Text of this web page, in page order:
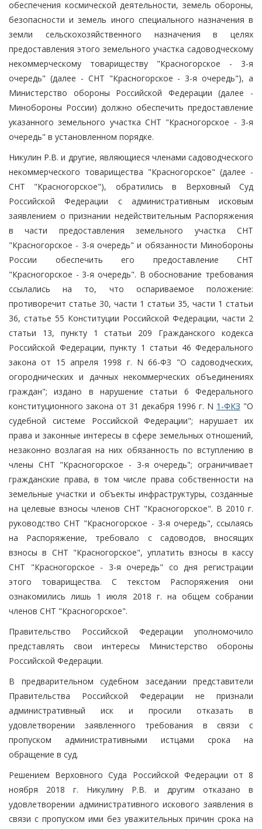
обеспечения космической деятельности, земель обороны,
безопасности и земель иного специального назначения в
земли сельскохозяйственного назначения в целях
предоставления этого земельного участка садоводческому
некоммерческому товариществу "Красногорское - 3-я
очередь" (далее - СНТ "Красногорское - 3-я очередь"), а
Министерство обороны Российской Федерации (далее -
Минобороны России) должно обеспечить предоставление
указанного земельного участка СНТ "Красногорское - 3-я
очередь" в установленном порядке.
Никулин Р.В. и другие, являющиеся членами садоводческого
некоммерческого товарищества "Красногорское" (далее -
СНТ "Красногорское"), обратились в Верховный Суд
Российской Федерации с административным исковым
заявлением о признании недействительным Распоряжения
в части предоставления земельного участка СНТ
"Красногорское - 3-я очередь" и обязанности Минобороны
России обеспечить его предоставление СНТ
"Красногорское - 3-я очередь". В обоснование требования
ссылались на то, что оспариваемое положение:
противоречит статье 30, части 1 статьи 35, части 1 статьи
36, статье 55 Конституции Российской Федерации, части 2
статьи 13, пункту 1 статьи 209 Гражданского кодекса
Российской Федерации, пункту 1 статьи 46 Федерального
закона от 15 апреля 1998 г. N 66-ФЗ "О садоводческих,
огороднических и дачных некоммерческих объединениях
граждан"; издано в нарушение статьи 6 Федерального
конституционного закона от 31 декабря 1996 г. N 1-ФКЗ "О
судебной системе Российской Федерации"; нарушает их
права и законные интересы в сфере земельных отношений,
незаконно возлагая на них обязанность по вступлению в
члены СНТ "Красногорское - 3-я очередь"; ограничивает
гражданские права, в том числе права собственности на
земельные участки и объекты инфраструктуры, созданные
на целевые взносы членов СНТ "Красногорское". В 2010 г.
руководство СНТ "Красногорское - 3-я очередь", ссылаясь
на Распоряжение, требовало с садоводов, вносящих
взносы в СНТ "Красногорское", уплатить взносы в кассу
СНТ "Красногорское - 3-я очередь" со дня регистрации
этого товарищества. С текстом Распоряжения они
ознакомились лишь 1 июля 2018 г. на общем собрании
членов СНТ "Красногорское".
Правительство Российской Федерации уполномочило
представлять свои интересы Министерство обороны
Российской Федерации.
В предварительном судебном заседании представители
Правительства Российской Федерации не признали
административный иск и просили отказать в
удовлетворении заявленного требования в связи с
пропуском административными истцами срока на
обращение в суд.
Решением Верховного Суда Российской Федерации от 8
ноября 2018 г. Никулину Р.В. и другим отказано в
удовлетворении административного искового заявления в
связи с пропуском ими без уважительных причин срока на